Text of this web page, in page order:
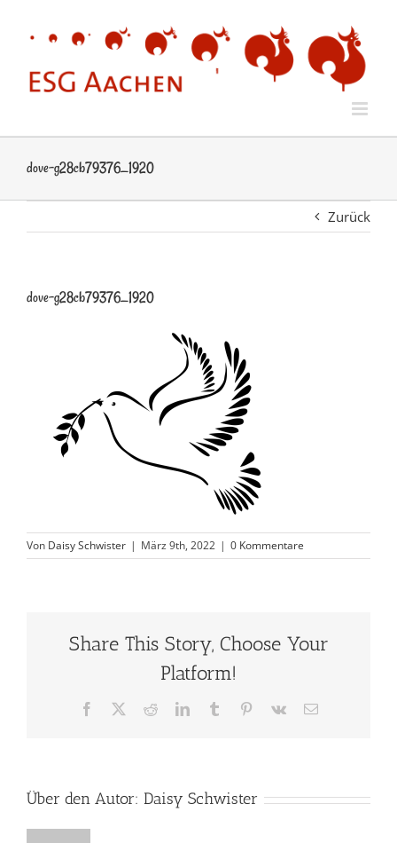
springen
dove-g28cb79376_1920
Zurück
dove-g28cb79376_1920
Von Daisy Schwister | März 9th, 2022 | 0 Kommentare
Share This Story, Choose Your
Platform!
Facebook RedditLinkedInTumblr Pinterest
Vk
E-
Über den Autor: Daisy Schwister